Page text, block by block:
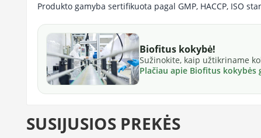
Produkto gamyba sertifikuota pagal GMP, HACCP, ISO
Biofitus kokybė!
Sužinokite, kaip užtikriname
Plačiau apie Biofitus kokybės
SUSIJUSIOS PREKĖS